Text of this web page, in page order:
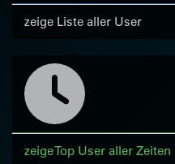
zeige Liste aller User
zeige Top User aller Zeiten